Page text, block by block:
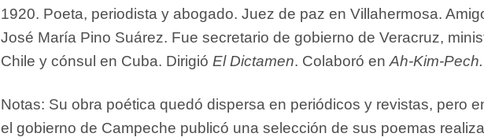
1920. Poeta, periodista y abogado. Juez de paz en Villahermosa.
José María Pino Suárez. Fue secretario de gobierno de Veracruz,
Chile y cónsul en Cuba. Dirigió El Dictamen. Colaboró en Ah-Kim-Pech.
Notas: Su obra poética quedó dispersa en periódicos y revistas, pero
el gobierno de Campeche publicó una selección de sus poemas